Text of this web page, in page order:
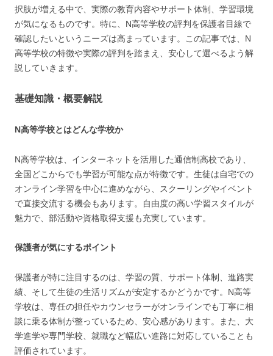
択肢が増える中で、実際の教育内容やサポート体制、学習環境
が気になるものです。特に、N高等学校の評判を保護者目線で
確認したいというニーズは高まっています。この記事では、N
高等学校の特徴や実際の評判を踏まえ、安心して選べるよう解
説していきます。
基礎知識・概要解説
N高等学校とはどんな学校か
N高等学校は、インターネットを活用した通信制高校であり、
全国どこからでも学習が可能な点が特徴です。生徒は自宅での
オンライン学習を中心に進めながら、スクーリングやイベント
で直接交流する機会もあります。自由度の高い学習スタイルが
魅力で、部活動や資格取得支援も充実しています。
保護者が気にするポイント
保護者が特に注目するのは、学習の質、サポート体制、進路実
績、そして生徒の生活リズムが安定するかどうかです。N高等
学校は、専任の担任やカウンセラーがオンラインでも丁寧に相
談に乗る体制が整っているため、安心感があります。また、大
学進学や専門学校、就職など幅広い進路に対応していることも
評価されています。